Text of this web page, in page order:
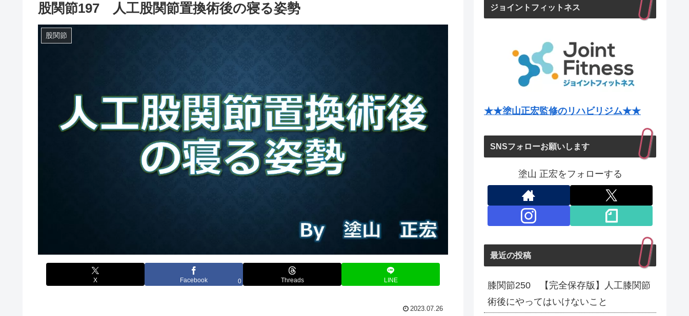
股関節197 人工股関節置換術後の寝る姿勢
股関節
X Facebook 0 Threads LINE
2023.07.26
ジョイントフィットネス
★★塗山正宏監修のリハビリジム★★
SNSフォローお願いします
塗山 正宏をフォローする
最近の投稿
膝関節250 【完全保存版】人工膝関節
術後にやってはいけないこと